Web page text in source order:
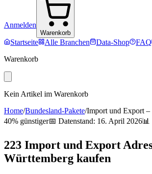
Anmelden
Warenkorb
Startseite Alle Branchen Data-Shop FAQ
Warenkorb
Kein Artikel im Warenkorb
Home/Bundesland-Pakete/Import und Export –
40% günstiger📅 Datenstand: 16. April 2026📊
223 Import und Export
Württemberg kaufen